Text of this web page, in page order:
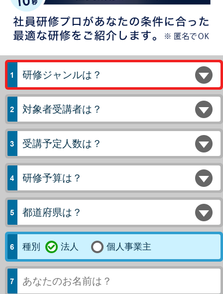
研修ジャンルは？
対象者受講者は？
受講予定人数は？
研修予算は？
都道府県は？
種別 法人 個人事業主